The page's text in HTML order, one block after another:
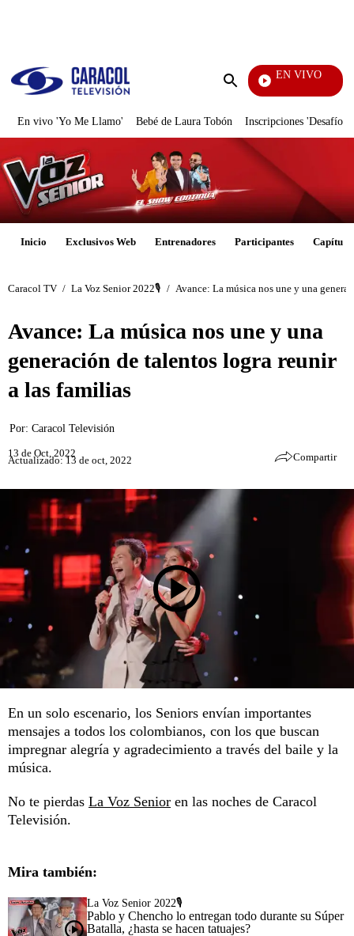
Enviar
EN VIVO
También Caerás
En vivo 'Yo Me Llamo' Bebé de Laura Tobón Inscripciones 'Desafío'
Inicio Exclusivos Web Entrenadores Participantes
Caracol TV / La Voz Senior 2022🎙️ / Avance: La música nos une y una
Avance: La música nos une y una
generación de talentos logra reunir
a las familias
Por: Caracol Televisión
13 de Oct, 2022
Actualizado: 13 de oct, 2022 Compartir
En un solo escenario, los Seniors envían importantes
mensajes a todos los colombianos, con los que buscan
impregnar alegría y agradecimiento a través del baile y la
música.
No te pierdas La Voz Senior en las noches de Caracol
Televisión.
Mira también:
La Voz Senior 2022🎙️
Pablo y Chencho lo entregan todo durante su Súper
Batalla, ¿hasta se hacen tatuajes?